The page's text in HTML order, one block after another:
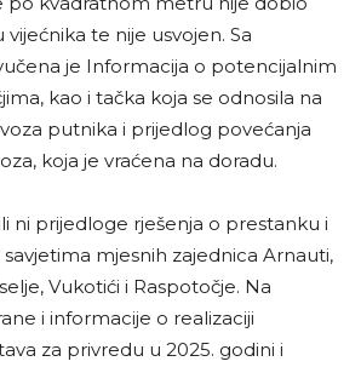
te nije usvojen. Sa
je Informacija o potencijalnim
kao i tačka koja se odnosila na
putnika i prijedlog povećanja
koja je vraćena na doradu.
ni prijedloge rješenja o prestanku i
mjesnih zajednica Arnauti,
Vukotići i Raspotočje. Na
i informacije o realizaciji
za privredu u 2025. godini i